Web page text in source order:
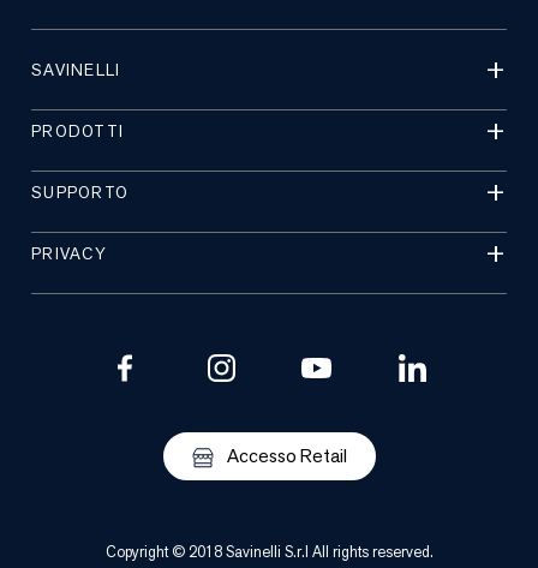
SAVINELLI
PRODOTTI
SUPPORTO
PRIVACY
Accesso Retail
Copyright © 2018 Savinelli S.r.l All rights reserved.